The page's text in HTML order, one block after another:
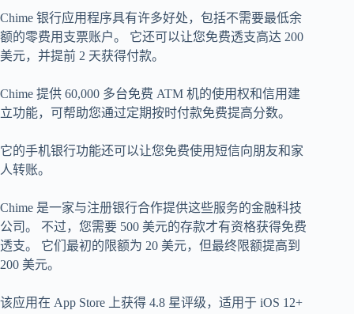
Chime 银行应用程序具有许多好处，包括不需要最低余
额的零费用支票账户。 它还可以让您免费透支高达 200
美元，并提前 2 天获得付款。
Chime 提供 60,000 多台免费 ATM 机的使用权和信用建
立功能，可帮助您通过定期按时付款免费提高分数。
它的手机银行功能还可以让您免费使用短信向朋友和家
人转账。
Chime 是一家与注册银行合作提供这些服务的金融科技
公司。 不过，您需要 500 美元的存款才有资格获得免费
透支。 它们最初的限额为 20 美元，但最终限额提高到
200 美元。
该应用在 App Store 上获得 4.8 星评级，适用于 iOS 12+